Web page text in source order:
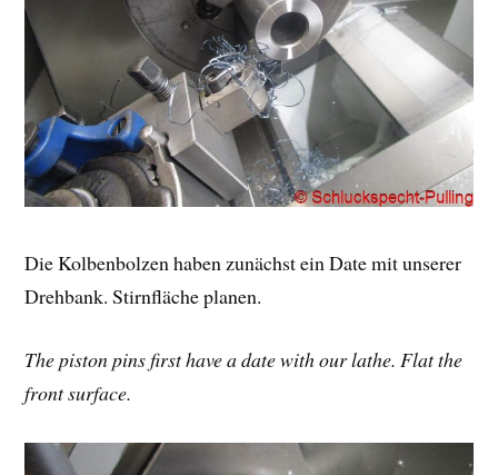
Die Kolbenbolzen haben zunächst ein Date mit unserer
Drehbank. Stirnfläche planen.
The piston pins first have a date with our lathe. Flat the
front surface.